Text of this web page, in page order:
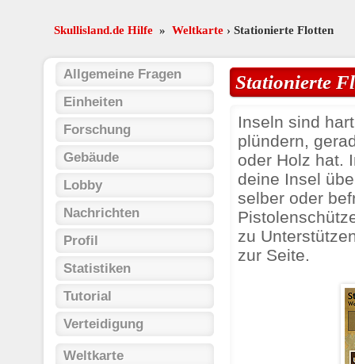
Skullisland.de Hilfe » Weltkarte › Stationierte Flotten
Allgemeine Fragen
Einheiten
Forschung
Gebäude
Lobby
Nachrichten
Profil
Statistiken
Tutorial
Verteidigung
Weltkarte
Stationierte
Inseln sind
plündern,
oder Holz hat.
deine Insel
selber oder
zu
zur Seite.